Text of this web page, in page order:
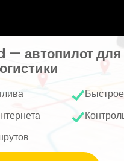
автопилот для